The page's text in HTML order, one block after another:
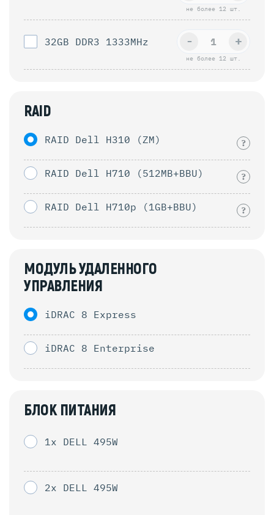
не более 12 шт.
32GB DDR3 1333MHz
не более 12 шт.
+
-
RAID
RAID Dell H310 (ZM) ?
RAID Dell H710 (512MB+BBU) ?
RAID Dell H710p (1GB+BBU) ?
МОДУЛЬ УДАЛЕННОГО
УПРАВЛЕНИЯ
iDRAC 8 Express
iDRAC 8 Enterprise
БЛОК ПИТАНИЯ
1x DELL 495W
2x DELL 495W